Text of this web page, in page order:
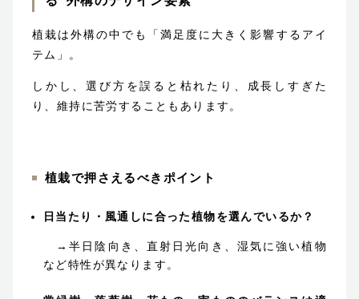
植栽は外構の中でも「満足度に大きく影響するアイ
テム」。
しかし、選び方を誤ると枯れたり、成長しすぎた
り、維持に苦労することもあります。
植栽で押さえるべきポイント
日当たり・風通しに合った植物を選んでいるか？
→半日陰向き、直射日光向き、湿気に強い植物
など特性が異なります。